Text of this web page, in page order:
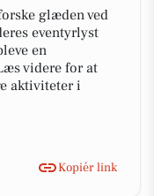
glæden ved
eventyrlyst
en
videre for at
aktiviteter i
Kopiér link